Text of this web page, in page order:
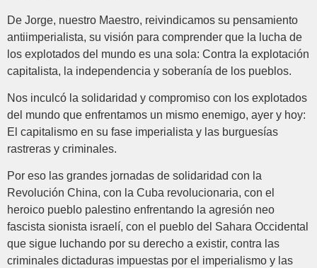
De Jorge, nuestro Maestro, reivindicamos su pensamiento
antiimperialista, su visión para comprender que la lucha de
los explotados del mundo es una sola: Contra la explotación
capitalista, la independencia y soberanía de los pueblos.
Nos inculcó la solidaridad y compromiso con los explotados
del mundo que enfrentamos un mismo enemigo, ayer y hoy:
El capitalismo en su fase imperialista y las burguesías
rastreras y criminales.
Por eso las grandes jornadas de solidaridad con la
Revolución China, con la Cuba revolucionaria, con el
heroico pueblo palestino enfrentando la agresión neo
fascista sionista israelí, con el pueblo del Sahara Occidental
que sigue luchando por su derecho a existir, contra las
criminales dictaduras impuestas por el imperialismo y las